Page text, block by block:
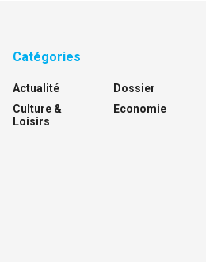
Catégories
Actualité
Culture &
Loisirs
Dossier
Economie